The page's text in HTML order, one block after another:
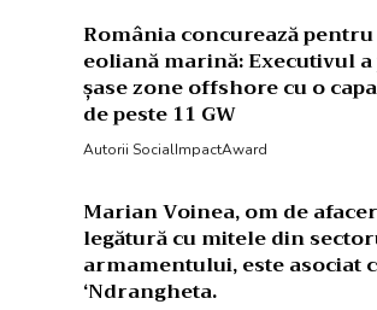
România concurează
eoliană marină: Executivul
șase zone offshore cu o
de peste 11 GW
Autorii SocialImpactAward
Marian Voinea, om de
legătură cu mitele din
armamentului, este asociat
‘Ndrangheta.